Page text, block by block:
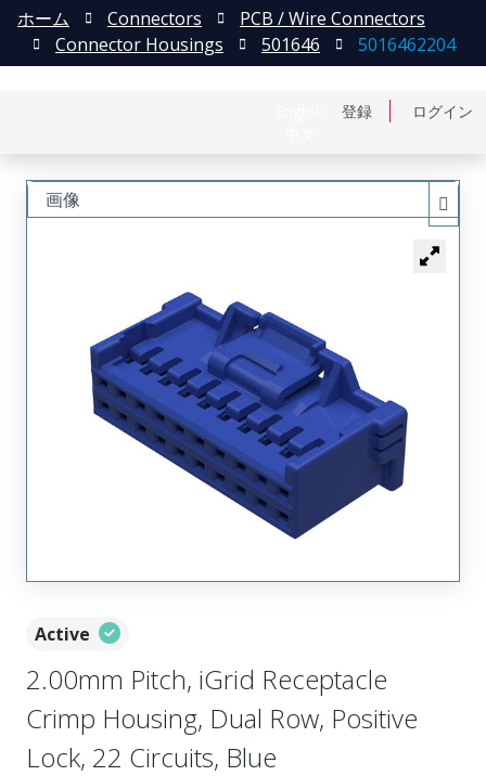
登録 ログイン
ホーム Connectors
PCB / Wire Connectors
Connector Housings
501646 5016462204
Active
2.00mm Pitch, iGrid Receptacle
Crimp Housing, Dual Row, Positive
Lock, 22 Circuits, Blue
画像